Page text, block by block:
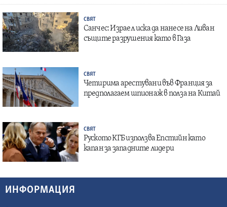
СВЯТ
Санчес: Израел иска да нанесе на Ливан
същите разрушения като в Газа
СВЯТ
Четирима арестувани във Франция за
предполагаем шпионаж в полза на Китай
СВЯТ
Руското КГБ използва Епстийн като
капан за западните лидери
ИНФОРМАЦИЯ